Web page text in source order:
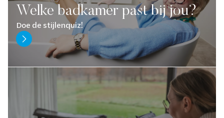
Welke badkamer past bij jou?
Doe de stijlenquiz!